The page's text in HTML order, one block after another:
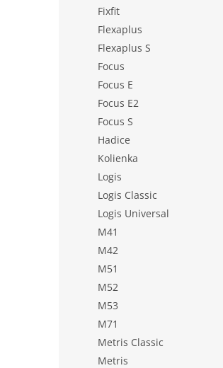
Fixfit
Flexaplus
Flexaplus S
Focus
Focus E
Focus E2
Focus S
Hadice
Kolienka
Logis
Logis Classic
Logis Universal
M41
M42
M51
M52
M53
M71
Metris Classic
Metris